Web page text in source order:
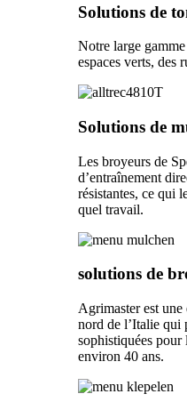
Solutions de
Notre large gamme
espaces verts, des
Solutions de
Les broyeurs de
d’entraînement
résistantes, ce qui
quel travail.
solutions de
Agrimaster est
nord de l’Italie qui
sophistiquées pour
environ 40 ans.